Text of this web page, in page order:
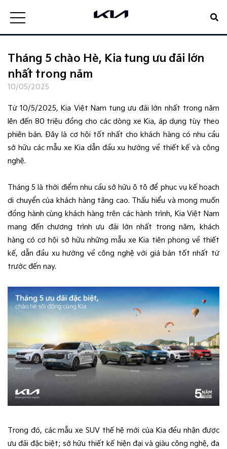
Tháng 5 chào Hè, Kia tung ưu đãi lớn
nhất trong năm
10/05/2025
Từ 10/5/2025, Kia Việt Nam tung ưu đãi lớn nhất trong năm
lên đến 80 triệu đồng cho các dòng xe Kia, áp dụng tùy theo
phiên bản. Đây là cơ hội tốt nhất cho khách hàng có nhu cầu
sở hữu các mẫu xe Kia dẫn đầu xu hướng về thiết kế và công
nghệ.
Tháng 5 là thời điểm nhu cầu sở hữu ô tô để phục vụ kế hoạch
di chuyển của khách hàng tăng cao. Thấu hiểu và mong muốn
đồng hành cùng khách hàng trên các hành trình, Kia Việt Nam
mang đến chương trình ưu đãi lớn nhất trong năm, khách
hàng có cơ hội sở hữu những mẫu xe Kia tiên phong về thiết
kế, dẫn đầu xu hướng về công nghệ với giá bán tốt nhất từ
trước đến nay.
Trong đó, các mẫu xe SUV thế hệ mới của Kia đều nhận được
ưu đãi đặc biệt; sở hữu thiết kế hiện đại và giàu công nghệ, đa